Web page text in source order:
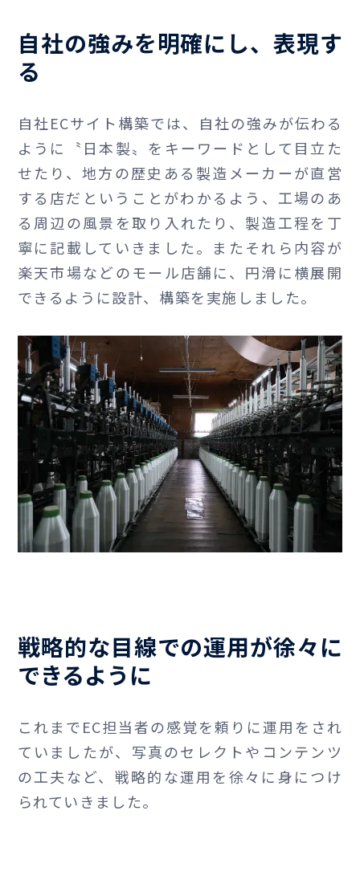
自社の強みを明確にし、表現す
る
自社ECサイト構築では、自社の強みが伝わる
ように〝日本製〟をキーワードとして目立た
せたり、地方の歴史ある製造メーカーが直営
する店だということがわかるよう、工場のあ
る周辺の風景を取り入れたり、製造工程を丁
寧に記載していきました。またそれら内容が
楽天市場などのモール店舗に、円滑に横展開
できるように設計、構築を実施しました。
戦略的な目線での運用が徐々に
できるように
これまでEC担当者の感覚を頼りに運用をされ
ていましたが、写真のセレクトやコンテンツ
の工夫など、戦略的な運用を徐々に身につけ
られていきました。